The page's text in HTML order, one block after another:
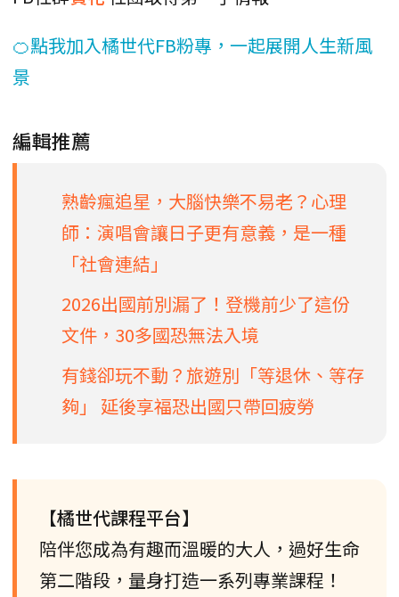
🍊點我加入橘世代FB粉專，一起展開人生新風
景
編輯推薦
熟齡瘋追星，大腦快樂不易老？心理
師：演唱會讓日子更有意義，是一種
「社會連結」
2026出國前別漏了！登機前少了這份
文件，30多國恐無法入境
有錢卻玩不動？旅遊別「等退休、等存
夠」 延後享福恐出國只帶回疲勞
【橘世代課程平台】
陪伴您成為有趣而溫暖的大人，過好生命
第二階段，量身打造一系列專業課程！